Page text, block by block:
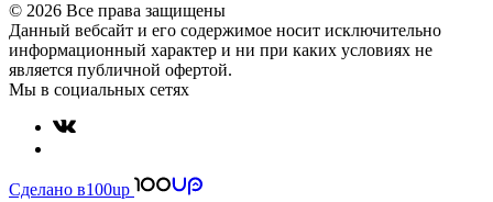
© 2026 Все права защищены
Данный вебсайт и его содержимое носит исключительно
информационный характер и ни при каких условиях не
является публичной офертой.
Мы в социальных сетях
Сделано в100up